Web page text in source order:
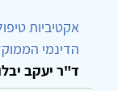
אקטיביות
הדינמי
ד"ר יעקב